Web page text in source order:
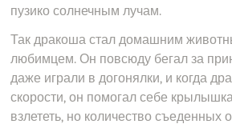
пузико солнечным лучам.
Так дракоша стал домашним
любимцем. Он повсюду бегал за
даже играли в догонялки, и когда
скорости, он помогал себе
взлететь, но количество съеденных